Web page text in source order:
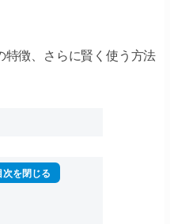
特徴、さらに賢く使う方法